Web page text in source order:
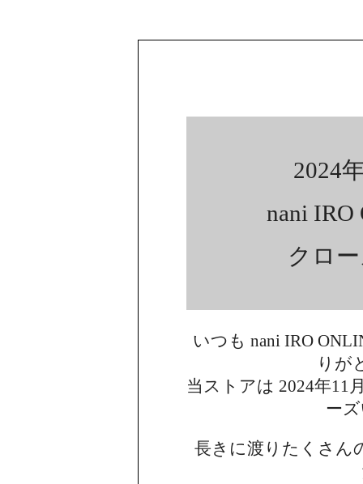
2024
nani IRO
クロ
いつも nani IRO
りが
当ストアは 2024年11
ー
長きに渡りたくさん